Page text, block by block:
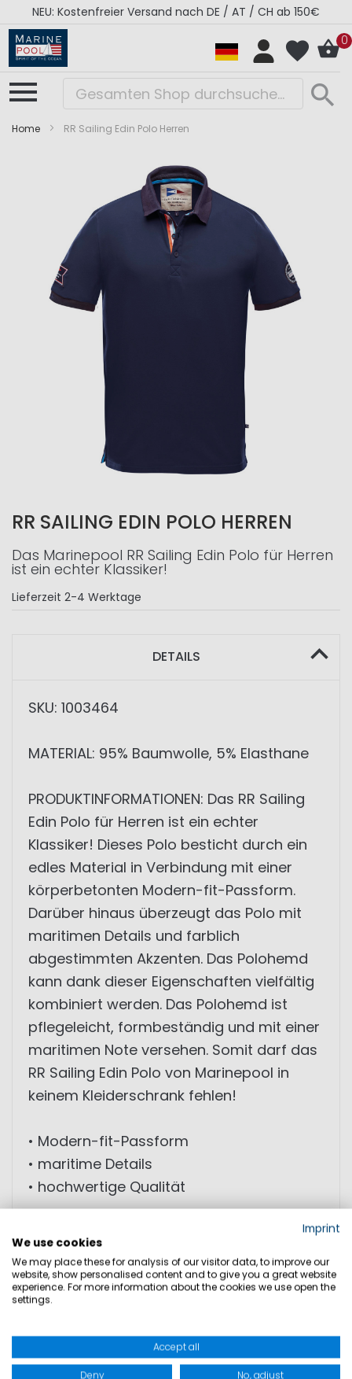
NEU: Kostenfreier Versand nach DE / AT / CH ab 150€
0
Home RR Sailing Edin Polo Herren
Bildergalerie
springen
Bildergalerie
springen
RR SAILING EDIN POLO HERREN
Das Marinepool RR Sailing Edin Polo für Herren
ist ein echter Klassiker!
Lieferzeit 2-4 Werktage
DETAILS
SKU: 1003464
MATERIAL: 95% Baumwolle, 5% Elasthane
PRODUKTINFORMATIONEN: Das RR Sailing
Edin Polo für Herren ist ein echter
Klassiker! Dieses Polo besticht durch ein
edles Material in Verbindung mit einer
körperbetonten Modern-fit-Passform.
Darüber hinaus überzeugt das Polo mit
maritimen Details und farblich
abgestimmten Akzenten. Das Polohemd
kann dank dieser Eigenschaften vielfältig
kombiniert werden. Das Polohemd ist
pflegeleicht, formbeständig und mit einer
maritimen Note versehen. Somit darf das
RR Sailing Edin Polo von Marinepool in
keinem Kleiderschrank fehlen!
• Modern-fit-Passform
• maritime Details
• hochwertige Qualität
Imprint
We use cookies
We may place these for analysis of our visitor data, to improve our
website, show personalised content and to give you a great website
experience. For more information about the cookies we use open the
settings.
Accept all
Deny No, adjust